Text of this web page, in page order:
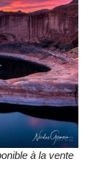
à la vente